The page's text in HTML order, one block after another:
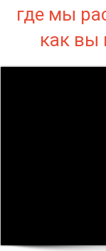
где мы
как вы